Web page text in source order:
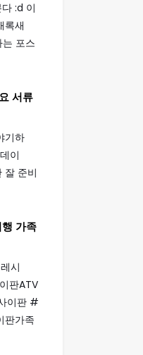
:d 이
록새
포스
서류
기하
이
잘 준비
행 가족
시
판ATV
이판 #
판가족